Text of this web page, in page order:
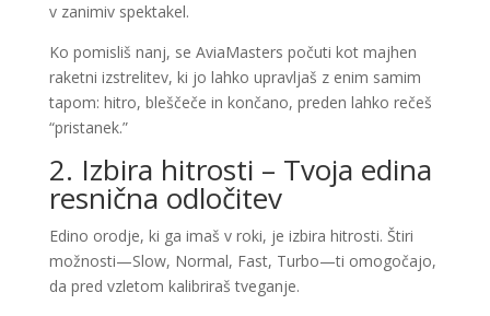
v zanimiv spektakel.
Ko pomisliš nanj, se AviaMasters počuti kot majhen
raketni izstrelitev, ki jo lahko upravljaš z enim samim
tapom: hitro, bleščeče in končano, preden lahko rečeš
“pristanek.”
2. Izbira hitrosti – Tvoja edina
resnična odločitev
Edino orodje, ki ga imaš v roki, je izbira hitrosti. Štiri
možnosti—Slow, Normal, Fast, Turbo—ti omogočajo,
da pred vzletom kalibriraš tveganje.